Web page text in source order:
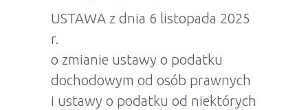
USTAWA z dnia 6 listopada 2025
r.
o zmianie ustawy o podatku
dochodowym od osób prawnych
i ustawy o podatku od niektórych